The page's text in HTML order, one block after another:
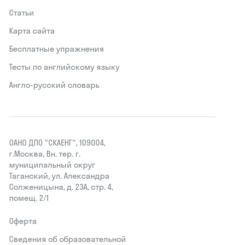
Статьи
Карта сайта
Бесплатные упражнения
Тесты по английскому языку
Англо-русский словарь
ОАНО ДПО "СКАЕНГ", 109004,
г.Москва, Вн. тер. г.
муниципальный округ
Таганский, ул. Александра
Солженицына, д. 23А, стр. 4,
помещ. 2/1
Оферта
Сведения об образовательной